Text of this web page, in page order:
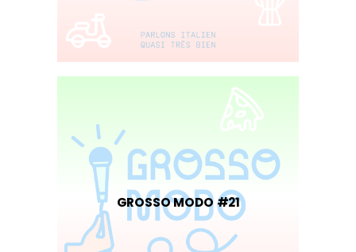
GROSSO MODO #21